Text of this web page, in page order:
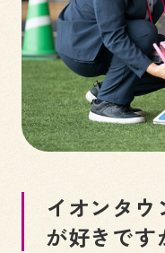
イオンタウ
が好きです